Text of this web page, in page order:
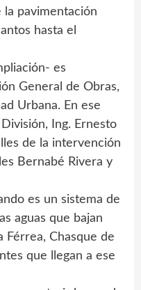
la pavimentación
hasta el
es
General de Obras,
Urbana. En ese
Ing. Ernesto
de la intervención
Bernabé Rivera y
es un sistema de
aguas que bajan
Férrea, Chasque de
que llegan a ese